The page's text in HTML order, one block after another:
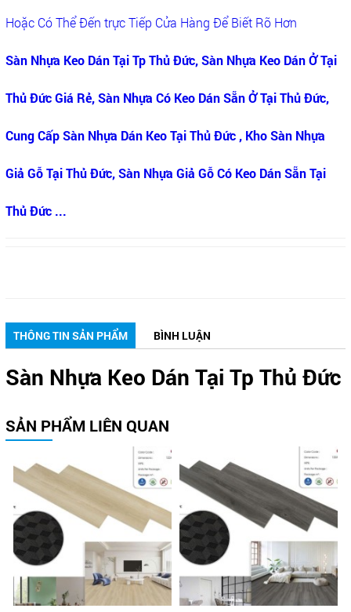
Hoặc Có Thể Đến trực Tiếp Cửa Hàng Để Biết Rõ Hơn
Sàn Nhựa Keo Dán Tại Tp Thủ Đức, Sàn Nhựa Keo Dán Ở Tại
Thủ Đức Giá Rẻ, Sàn Nhựa Có Keo Dán Sẵn Ở Tại Thủ Đức,
Cung Cấp Sàn Nhựa Dán Keo Tại Thủ Đức , Kho Sàn Nhựa
Giả Gỗ Tại Thủ Đức, Sàn Nhựa Giả Gỗ Có Keo Dán Sẵn Tại
Thủ Đức ...
THÔNG TIN SẢN PHẨM BÌNH LUẬN
Sàn Nhựa Keo Dán Tại Tp Thủ Đức
SẢN PHẨM LIÊN QUAN